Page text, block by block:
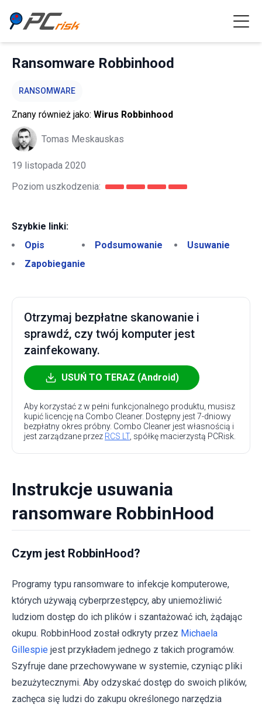
Ransomware Robbinhood
RANSOMWARE
Znany również jako: Wirus Robbinhood
Tomas Meskauskas
19 listopada 2020
Poziom uszkodzenia:
Szybkie linki:
Opis
Podsumowanie
Usuwanie
Zapobieganie
Otrzymaj bezpłatne skanowanie i
sprawdź, czy twój komputer jest
zainfekowany.
USUŃ TO TERAZ (Android)
Aby korzystać z w pełni funkcjonalnego produktu, musisz
kupić licencję na Combo Cleaner. Dostępny jest 7-dniowy
bezpłatny okres próbny. Combo Cleaner jest własnością i
jest zarządzane przez RCS LT, spółkę macierzystą PCRisk.
Instrukcje usuwania
ransomware RobbinHood
Czym jest RobbinHood?
Programy typu ransomware to infekcje komputerowe,
których używają cyberprzestępcy, aby uniemożliwić
ludziom dostęp do ich plików i szantażować ich, żądając
okupu. RobbinHood został odkryty przez Michaela
Gillespie jest przykładem jednego z takich programów.
Szyfruje dane przechowywane w systemie, czyniąc pliki
bezużytecznymi. Aby odzyskać dostęp do swoich plików,
zachęca się ludzi do zakupu określonego narzędzia